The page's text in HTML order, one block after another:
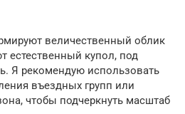
величественный облик
естественный купол, под
Я рекомендую использовать
въездных групп или
чтобы подчеркнуть масштаб